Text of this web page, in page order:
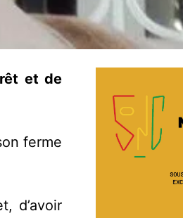
et de
ferme
d’avoir